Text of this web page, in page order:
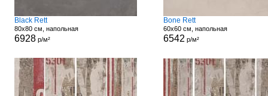
Black Rett
80x80 см, напольная
6928р/м²
Bone Rett
60x60 см, напольная
6542 р/м²